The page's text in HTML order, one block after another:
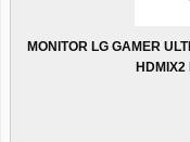
MONITOR LG GAMER
HDMIX2